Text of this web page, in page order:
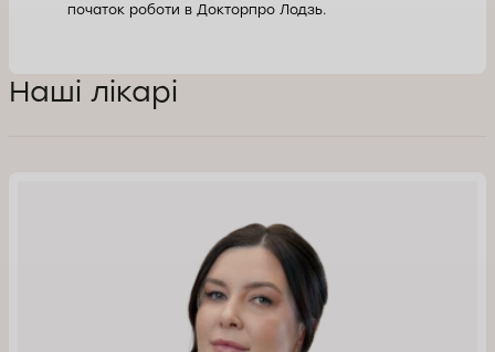
початок роботи в Докторпро Лодзь.
Наші лікарі